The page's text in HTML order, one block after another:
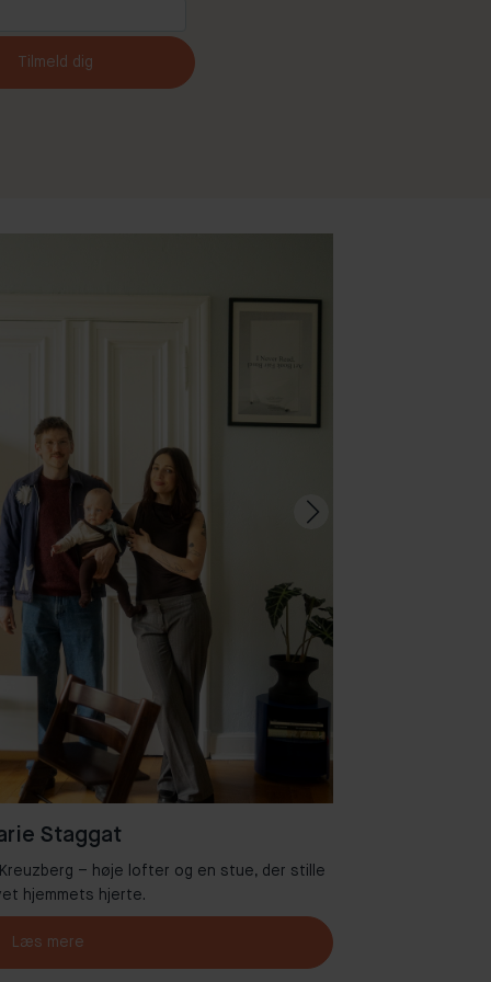
Tilmeld dig
Staggat
– høje lofter og en stue, der stille
hjemmets hjerte.
Læs mere